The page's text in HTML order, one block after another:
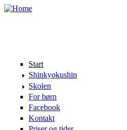
Skip to main content
Start
Shinkyokushin
Skolen
For børn
Facebook
Kontakt